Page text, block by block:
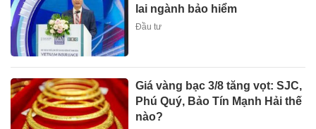
lai ngành bảo hiểm
Đầu tư
Giá vàng bạc 3/8 tăng vọt: SJC,
Phú Quý, Bảo Tín Mạnh Hải thế
nào?